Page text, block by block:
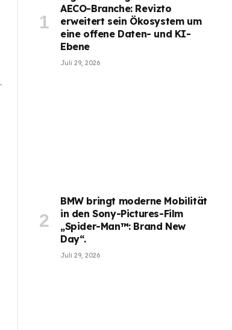
AECO-Branche: Revizto
erweitert sein Ökosystem um
eine offene Daten- und KI-
Ebene
Juli 29, 2026
BMW bringt moderne Mobilität
in den Sony-Pictures-Film
„Spider-Man™: Brand New
Day“.
Juli 29, 2026